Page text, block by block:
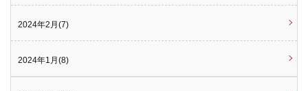
2024年2月(7)
2024年1月(8)